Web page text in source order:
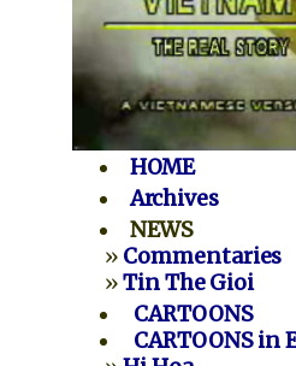
HOME
Archives
NEWS
» Commentaries
»Tin The Gioi
CARTOONS
CARTOONS in